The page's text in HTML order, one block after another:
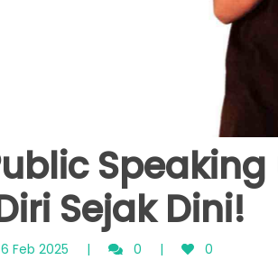
Sejak Dini!
6 Feb 2025 | 0 | 0